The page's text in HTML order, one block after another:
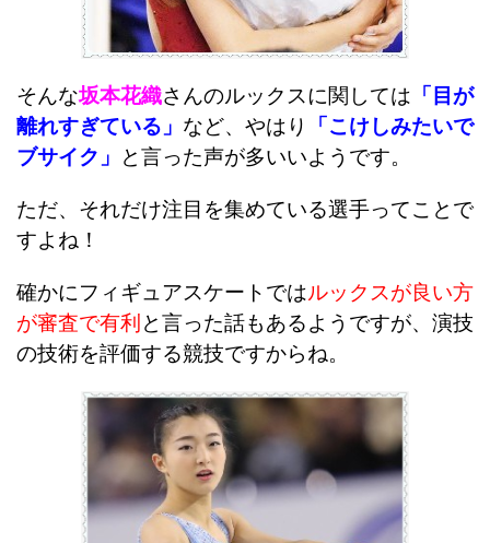
そんな坂本花織さんのルックスに関しては 「目が
離れすぎている」 など、やはり
「こけしみたいで
ブサイク」
と言った声が多いいようです。
ただ、それだけ注目を集めている選手ってことで
すよね！
確かにフィギュアスケートではルックスが良い方
が審査で有利 と言った話もあるようですが、演技
の技術を評価する競技ですからね。